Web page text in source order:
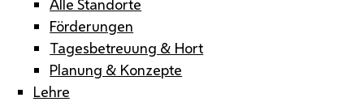
Förderungen
Tagesbetreuung & Hort
Planung & Konzepte
Lehre